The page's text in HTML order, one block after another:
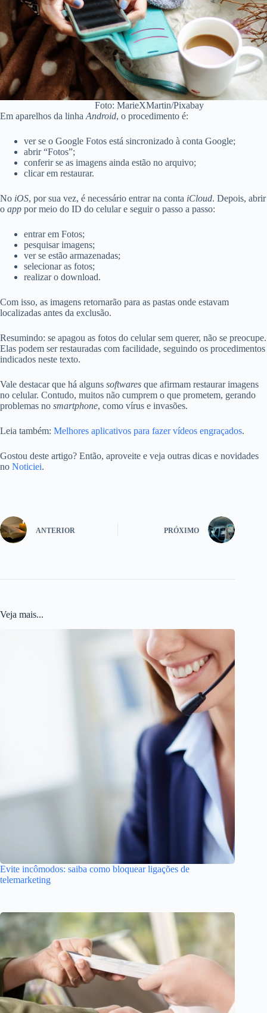
Foto: MarieXMartin/Pixabay
Em aparelhos da linha Android, o procedimento é:
ver se o Google Fotos está sincronizado à conta Google;
abrir “Fotos”;
conferir se as imagens ainda estão no arquivo;
clicar em restaurar.
No iOS, por sua vez, é necessário entrar na conta iCloud. Depois, abrir
o app por meio do ID do celular e seguir o passo a passo:
entrar em Fotos;
pesquisar imagens;
ver se estão armazenadas;
selecionar as fotos;
realizar o download.
Com isso, as imagens retornarão para as pastas onde estavam
localizadas antes da exclusão.
Resumindo: se apagou as fotos do celular sem querer, não se preocupe.
Elas podem ser restauradas com facilidade, seguindo os procedimentos
indicados neste texto.
Vale destacar que há alguns softwares que afirmam restaurar imagens
no celular. Contudo, muitos não cumprem o que prometem, gerando
problemas no smartphone, como vírus e invasões.
Leia também: Melhores aplicativos para fazer vídeos engraçados.
Gostou deste artigo? Então, aproveite e veja outras dicas e novidades
no Noticiei.
ANTERIOR PRÓXIMO
Veja mais...
Evite incômodos: saiba como bloquear ligações de
telemarketing